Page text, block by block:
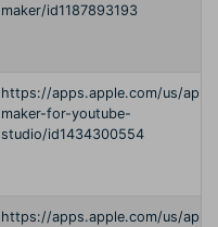
maker/id1187893193
https://apps.apple.com/us/app/
maker-for-youtube-
studio/id1434300554
https://apps.apple.com/us/app/